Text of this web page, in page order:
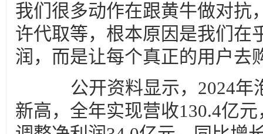
我们很多动作在跟黄牛做对抗
许代取等，根本原因是我们在
润，而是让每个真正的用户去
公开资料显示，2024年
新高，全年实现营收130.4亿